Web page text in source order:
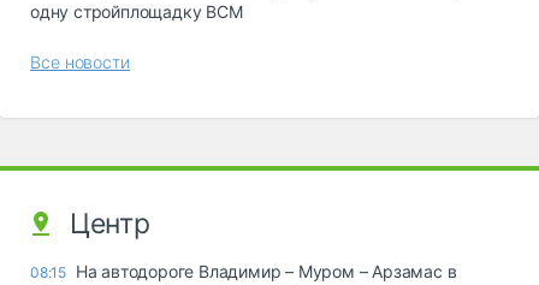
одну стройплощадку ВСМ
Все новости
Центр
08:15 На автодороге Владимир – Муром – Арзамас в